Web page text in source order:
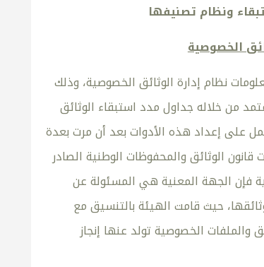
ونظام تصنيفها
الخصوصية
نظام إدارة الوثائق الخصوصية، وذلك
من خلاله جداول مدد استبقاء الوثائق
على إعداد هذه الأدوات بعد أن مرت بعدة
الوثائق والمحفوظات الوطنية الصادر
الوثائق والمحفوظات الوطنية فإن الجهة المعنية هي المسئولة عن
حيث قامت الهيئة بالتنسيق مع
والملفات الخصوصية تولد عنها إنجاز